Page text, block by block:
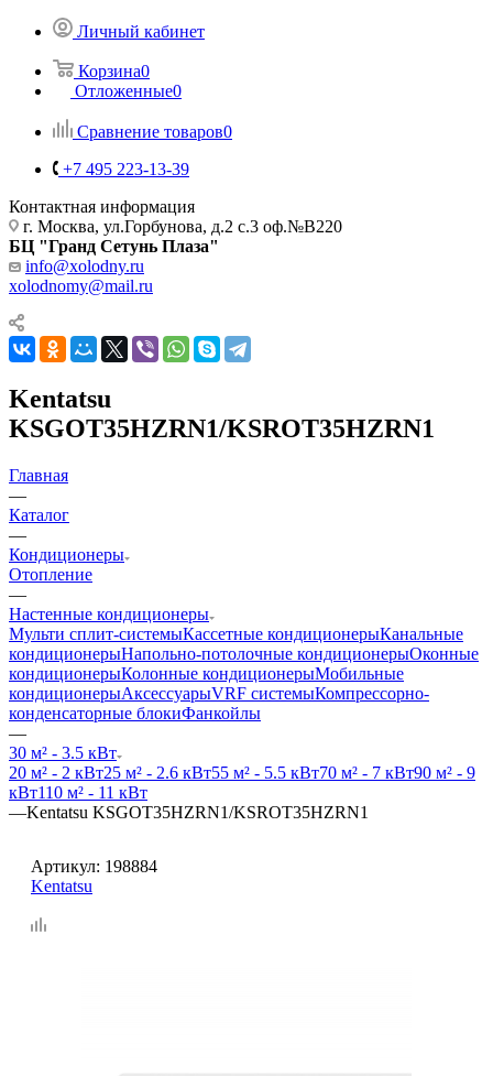
Личный кабинет
Корзина0
Отложенные0
Сравнение товаров0
+7 495 223-13-39
Контактная информация
г. Москва, ул.Горбунова, д.2 с.3 оф.№В220
БЦ "Гранд Сетунь Плаза"
info@xolodny.ru
xolodnomy@mail.ru
Kentatsu
KSGOT35HZRN1/KSROT35HZRN1
Главная
—
Каталог
—
Кондиционеры
Отопление
—
Настенные кондиционеры
Мульти сплит-системыКассетные кондиционерыКанальные
кондиционерыНапольно-потолочные кондиционерыОконные
кондиционерыКолонные кондиционерыМобильные
кондиционерыАксессуарыVRF системыКомпрессорно-
конденсаторные блокиФанкойлы
—
30 м² - 3.5 кВт
20 м² - 2 кВт25 м² - 2.6 кВт55 м² - 5.5 кВт70 м² - 7 кВт90 м² - 9
кВт110 м² - 11 кВт
—Kentatsu KSGOT35HZRN1/KSROT35HZRN1
Артикул: 198884
Kentatsu